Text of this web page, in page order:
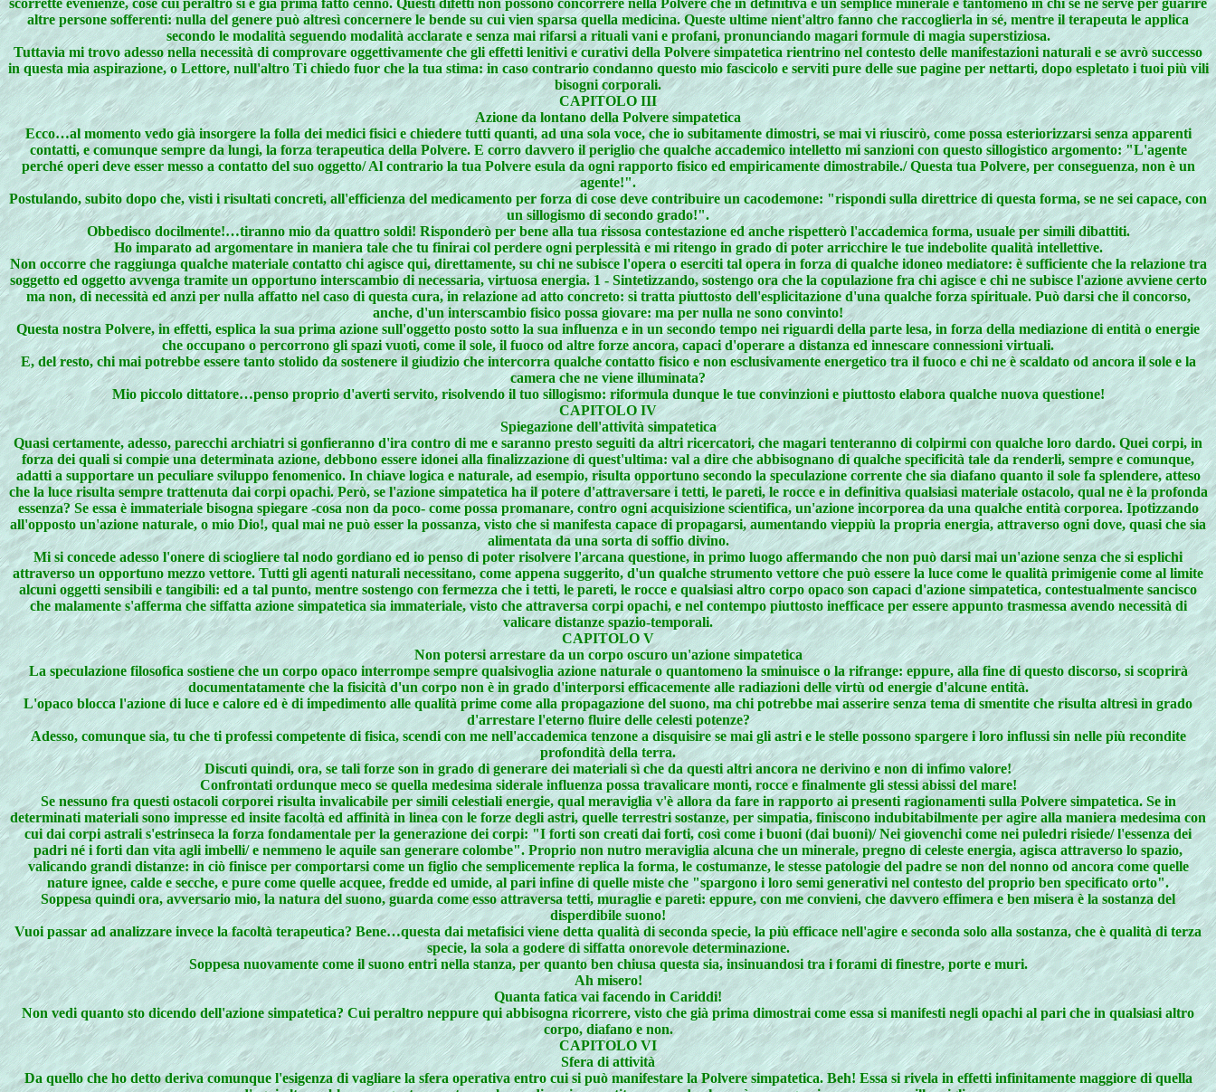
scorrette evenienze, cose cui peraltro si è già prima fatto cenno. Questi difetti non possono concorrere nella Polvere che in definitiva è un semplice minerale e tantomeno in chi se ne serve per guarire
altre persone sofferenti: nulla del genere può altresì concernere le bende su cui vien sparsa quella medicina. Queste ultime nient'altro fanno che raccoglierla in sé, mentre il terapeuta le applica
secondo le modalità seguendo modalità acclarate e senza mai rifarsi a rituali vani e profani, pronunciando magari formule di magia superstiziosa.
Tuttavia mi trovo adesso nella necessità di comprovare oggettivamente che gli effetti lenitivi e curativi della Polvere simpatetica rientrino nel contesto delle manifestazioni naturali e se avrò successo
in questa mia aspirazione, o Lettore, null'altro Ti chiedo fuor che la tua stima: in caso contrario condanno questo mio fascicolo e serviti pure delle sue pagine per nettarti, dopo espletato i tuoi più vili
bisogni corporali.
CAPITOLO III
Azione da lontano della Polvere simpatetica
Ecco…al momento vedo già insorgere la folla dei medici fisici e chiedere tutti quanti, ad una sola voce, che io subitamente dimostri, se mai vi riuscirò, come possa esteriorizzarsi senza apparenti
contatti, e comunque sempre da lungi, la forza terapeutica della Polvere. E corro davvero il periglio che qualche accademico intelletto mi sanzioni con questo sillogistico argomento: "L'agente
perché operi deve esser messo a contatto del suo oggetto/ Al contrario la tua Polvere esula da ogni rapporto fisico ed empiricamente dimostrabile./ Questa tua Polvere, per conseguenza, non è un
agente!".
Postulando, subito dopo che, visti i risultati concreti, all'efficienza del medicamento per forza di cose deve contribuire un cacodemone: "rispondi sulla direttrice di questa forma, se ne sei capace, con
un sillogismo di secondo grado!".
Obbedisco docilmente!…tiranno mio da quattro soldi! Risponderò per bene alla tua rissosa contestazione ed anche rispetterò l'accademica forma, usuale per simili dibattiti.
Ho imparato ad argomentare in maniera tale che tu finirai col perdere ogni perplessità e mi ritengo in grado di poter arricchire le tue indebolite qualità intellettive.
Non occorre che raggiunga qualche materiale contatto chi agisce qui, direttamente, su chi ne subisce l'opera o eserciti tal opera in forza di qualche idoneo mediatore: è sufficiente che la relazione tra
soggetto ed oggetto avvenga tramite un opportuno interscambio di necessaria, virtuosa energia. 1 - Sintetizzando, sostengo ora che la copulazione fra chi agisce e chi ne subisce l'azione avviene certo
ma non, di necessità ed anzi per nulla affatto nel caso di questa cura, in relazione ad atto concreto: si tratta piuttosto dell'esplicitazione d'una qualche forza spirituale. Può darsi che il concorso,
anche, d'un interscambio fisico possa giovare: ma per nulla ne sono convinto!
Questa nostra Polvere, in effetti, esplica la sua prima azione sull'oggetto posto sotto la sua influenza e in un secondo tempo nei riguardi della parte lesa, in forza della mediazione di entità o energie
che occupano o percorrono gli spazi vuoti, come il sole, il fuoco od altre forze ancora, capaci d'operare a distanza ed innescare connessioni virtuali.
E, del resto, chi mai potrebbe essere tanto stolido da sostenere il giudizio che intercorra qualche contatto fisico e non esclusivamente energetico tra il fuoco e chi ne è scaldato od ancora il sole e la
camera che ne viene illuminata?
Mio piccolo dittatore…penso proprio d'averti servito, risolvendo il tuo sillogismo: riformula dunque le tue convinzioni e piuttosto elabora qualche nuova questione!
CAPITOLO IV
Spiegazione dell'attività simpatetica
Quasi certamente, adesso, parecchi archiatri si gonfieranno d'ira contro di me e saranno presto seguiti da altri ricercatori, che magari tenteranno di colpirmi con qualche loro dardo. Quei corpi, in
forza dei quali si compie una determinata azione, debbono essere idonei alla finalizzazione di quest'ultima: val a dire che abbisognano di qualche specificità tale da renderli, sempre e comunque,
adatti a supportare un peculiare sviluppo fenomenico. In chiave logica e naturale, ad esempio, risulta opportuno secondo la speculazione corrente che sia diafano quanto il sole fa splendere, atteso
che la luce risulta sempre trattenuta dai corpi opachi. Però, se l'azione simpatetica ha il potere d'attraversare i tetti, le pareti, le rocce e in definitiva qualsiasi materiale ostacolo, qual ne è la profonda
essenza? Se essa è immateriale bisogna spiegare -cosa non da poco- come possa promanare, contro ogni acquisizione scientifica, un'azione incorporea da una qualche entità corporea. Ipotizzando
all'opposto un'azione naturale, o mio Dio!, qual mai ne può esser la possanza, visto che si manifesta capace di propagarsi, aumentando vieppiù la propria energia, attraverso ogni dove, quasi che sia
alimentata da una sorta di soffio divino.
Mi si concede adesso l'onere di sciogliere tal nodo gordiano ed io penso di poter risolvere l'arcana questione, in primo luogo affermando che non può darsi mai un'azione senza che si esplichi
attraverso un opportuno mezzo vettore. Tutti gli agenti naturali necessitano, come appena suggerito, d'un qualche strumento vettore che può essere la luce come le qualità primigenie come al limite
alcuni oggetti sensibili e tangibili: ed a tal punto, mentre sostengo con fermezza che i tetti, le pareti, le rocce e qualsiasi altro corpo opaco son capaci d'azione simpatetica, contestualmente sancisco
che malamente s'afferma che siffatta azione simpatetica sia immateriale, visto che attraversa corpi opachi, e nel contempo piuttosto inefficace per essere appunto trasmessa avendo necessità di
valicare distanze spazio-temporali.
CAPITOLO V
Non potersi arrestare da un corpo oscuro un'azione simpatetica
La speculazione filosofica sostiene che un corpo opaco interrompe sempre qualsivoglia azione naturale o quantomeno la sminuisce o la rifrange: eppure, alla fine di questo discorso, si scoprirà
documentatamente che la fisicità d'un corpo non è in grado d'interporsi efficacemente alle radiazioni delle virtù od energie d'alcune entità.
L'opaco blocca l'azione di luce e calore ed è di impedimento alle qualità prime come alla propagazione del suono, ma chi potrebbe mai asserire senza tema di smentite che risulta altresì in grado
d'arrestare l'eterno fluire delle celesti potenze?
Adesso, comunque sia, tu che ti professi competente di fisica, scendi con me nell'accademica tenzone a disquisire se mai gli astri e le stelle possono spargere i loro influssi sin nelle più recondite
profondità della terra.
Discuti quindi, ora, se tali forze son in grado di generare dei materiali sì che da questi altri ancora ne derivino e non di infimo valore!
Confrontati ordunque meco se quella medesima siderale influenza possa travalicare monti, rocce e finalmente gli stessi abissi del mare!
Se nessuno fra questi ostacoli corporei risulta invalicabile per simili celestiali energie, qual meraviglia v'è allora da fare in rapporto ai presenti ragionamenti sulla Polvere simpatetica. Se in
determinati materiali sono impresse ed insite facoltà ed affinità in linea con le forze degli astri, quelle terrestri sostanze, per simpatia, finiscono indubitabilmente per agire alla maniera medesima con
cui dai corpi astrali s'estrinseca la forza fondamentale per la generazione dei corpi: "I forti son creati dai forti, così come i buoni (dai buoni)/ Nei giovenchi come nei puledri risiede/ l'essenza dei
padri né i forti dan vita agli imbelli/ e nemmeno le aquile san generare colombe". Proprio non nutro meraviglia alcuna che un minerale, pregno di celeste energia, agisca attraverso lo spazio,
valicando grandi distanze: in ciò finisce per comportarsi come un figlio che semplicemente replica la forma, le costumanze, le stesse patologie del padre se non del nonno od ancora come quelle
nature ignee, calde e secche, e pure come quelle acquee, fredde ed umide, al pari infine di quelle miste che "spargono i loro semi generativi nel contesto del proprio ben specificato orto".
Soppesa quindi ora, avversario mio, la natura del suono, guarda come esso attraversa tetti, muraglie e pareti: eppure, con me convieni, che davvero effimera e ben misera è la sostanza del
disperdibile suono!
Vuoi passar ad analizzare invece la facoltà terapeutica? Bene…questa dai metafisici viene detta qualità di seconda specie, la più efficace nell'agire e seconda solo alla sostanza, che è qualità di terza
specie, la sola a godere di siffatta onorevole determinazione.
Soppesa nuovamente come il suono entri nella stanza, per quanto ben chiusa questa sia, insinuandosi tra i forami di finestre, porte e muri.
Ah misero!
Quanta fatica vai facendo in Cariddi!
Non vedi quanto sto dicendo dell'azione simpatetica? Cui peraltro neppure qui abbisogna ricorrere, visto che già prima dimostrai come essa si manifesti negli opachi al pari che in qualsiasi altro
corpo, diafano e non.
CAPITOLO VI
Sfera di attività
Da quello che ho detto deriva comunque l'esigenza di vagliare la sfera operativa entro cui si può manifestare la Polvere simpatetica. Beh! Essa si rivela in effetti infinitamente maggiore di quella